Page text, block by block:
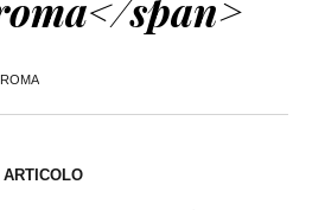
ARTICOLO